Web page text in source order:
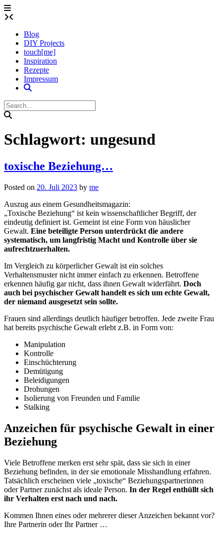
Skip
to
Blog
DIY Projects
touch[me]
Inspiration
Rezepte
Impressum
Schlagwort: ungesund
toxische Beziehung…
Posted on 20. Juli 2023 by me
Auszug aus einem Gesundheitsmagazin:
„Toxische Beziehung“ ist kein wissenschaftlicher Begriff, der
eindeutig definiert ist. Gemeint ist eine Form von häuslicher
Gewalt. Eine beteiligte Person unterdrückt die andere
systematisch, um langfristig Macht und Kontrolle über sie
aufrechtzuerhalten.
Im Vergleich zu körperlicher Gewalt ist ein solches
Verhaltensmuster nicht immer einfach zu erkennen. Betroffene
erkennen häufig gar nicht, dass ihnen Gewalt widerfährt. Doch
auch bei psychischer Gewalt handelt es sich um echte Gewalt,
der niemand ausgesetzt sein sollte.
Frauen sind allerdings deutlich häufiger betroffen. Jede zweite Frau
hat bereits psychische Gewalt erlebt z.B. in Form von:
Manipulation
Kontrolle
Einschüchterung
Demütigung
Beleidigungen
Drohungen
Isolierung von Freunden und Familie
Stalking
Anzeichen für psychische Gewalt in einer
Beziehung
Viele Betroffene merken erst sehr spät, dass sie sich in einer
Beziehung befinden, in der sie emotionale Misshandlung erfahren.
Tatsächlich erscheinen viele „toxische“ Beziehungspartnerinnen
oder Partner zunächst als ideale Person. In der Regel enthüllt sich
ihr Verhalten erst nach und nach.
Kommen Ihnen eines oder mehrerer dieser Anzeichen bekannt vor?
Ihre Partnerin oder Ihr Partner …